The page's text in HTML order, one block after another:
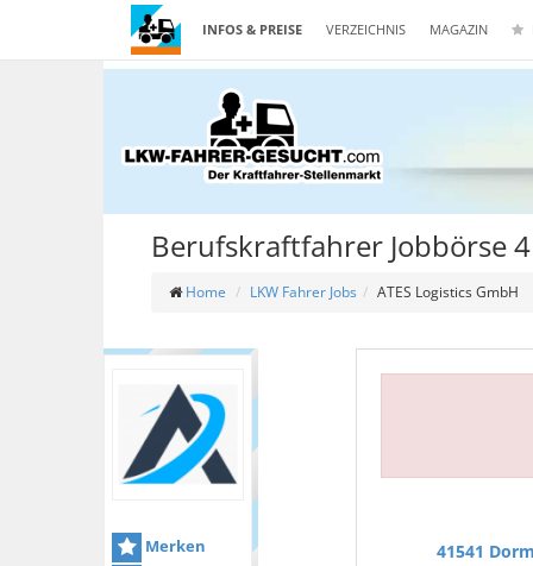
INFOS & PREISE VERZEICHNIS MAGAZIN
Berufskraftfahrer Jobbörse
Home LKW Fahrer Jobs ATES Logistics GmbH
Merken
41541